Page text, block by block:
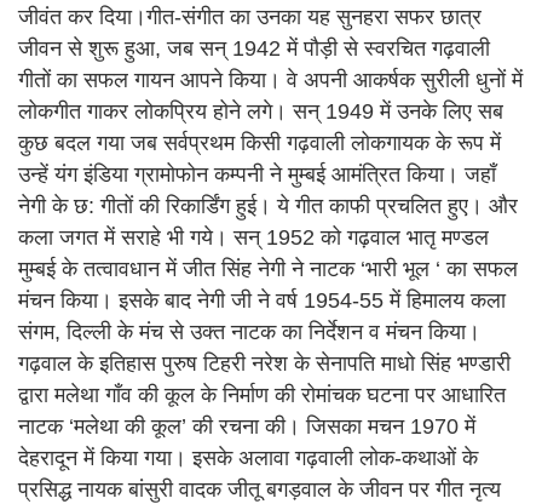
जीवंत कर दिया।गीत-संगीत का उनका यह सुनहरा सफर छात्र
जीवन से शुरू हुआ, जब सन् 1942 में पौड़ी से स्वरचित गढ़वाली
गीतों का सफल गायन आपने किया। वे अपनी आकर्षक सुरीली धुनों में
लोकगीत गाकर लोकप्रिय होने लगे। सन् 1949 में उनके लिए सब
कुछ बदल गया जब सर्वप्रथम किसी गढ़वाली लोकगायक के रूप में
उन्हें यंग इंडिया ग्रामोफोन कम्पनी ने मुम्बई आमंत्रित किया। जहाँ
नेगी के छ: गीतों की रिकार्डिंग हुई। ये गीत काफी प्रचलित हुए। और
कला जगत में सराहे भी गये। सन् 1952 को गढ़वाल भातृ मण्डल
मुम्बई के तत्वावधान में जीत सिंह नेगी ने नाटक ‘भारी भूल ‘ का सफल
मंचन किया। इसके बाद नेगी जी ने वर्ष 1954-55 में हिमालय कला
संगम, दिल्ली के मंच से उक्त नाटक का निर्देशन व मंचन किया।
गढ़वाल के इतिहास पुरुष टिहरी नरेश के सेनापति माधो सिंह भण्डारी
द्वारा मलेथा गाँव की कूल के निर्माण की रोमांचक घटना पर आधारित
नाटक ‘मलेथा की कूल’ की रचना की। जिसका मचन 1970 में
देहरादून में किया गया। इसके अलावा गढ़वाली लोक-कथाओं के
प्रसिद्ध नायक बांसुरी वादक जीतू बगड़वाल के जीवन पर गीत नृत्य